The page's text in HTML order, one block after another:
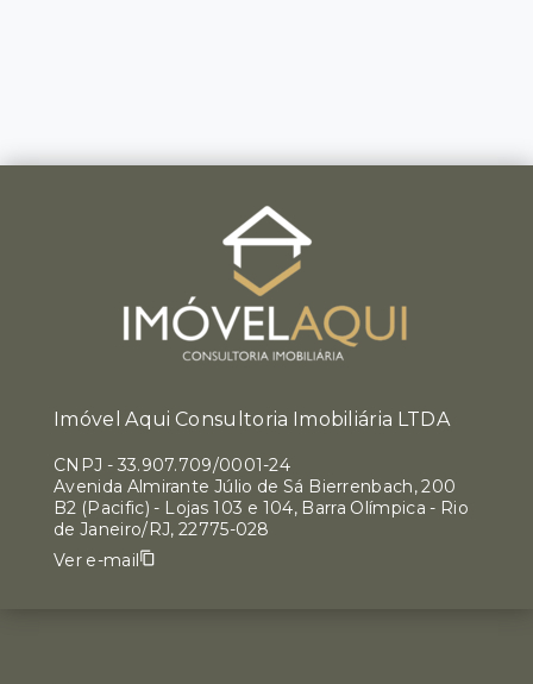
Imóvel Aqui Consultoria Imobiliária LTDA
CNPJ - 33.907.709/0001-24
Avenida Almirante Júlio de Sá Bierrenbach, 200
B2 (Pacific) - Lojas 103 e 104, Barra Olímpica - Rio
de Janeiro/RJ, 22775-028
Ver e-mail